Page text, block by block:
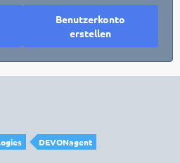
Benutzerkonto
erstellen
DEVONagent